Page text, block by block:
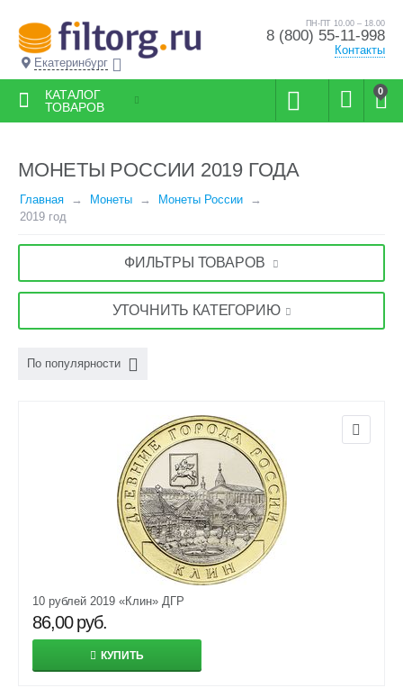
Екатеринбург
ПН-ПТ 10.00 – 18.00
8 (800) 55-11-998
Контакты
0
КАТАЛОГ
ТОВАРОВ
МОНЕТЫ РОССИИ 2019 ГОДА
Главная Монеты
Монеты России
2019 год
ФИЛЬТРЫ ТОВАРОВ
УТОЧНИТЬ КАТЕГОРИЮ
По популярности
10 рублей 2019 «Клин» ДГР
86,00 руб.
КУПИТЬ